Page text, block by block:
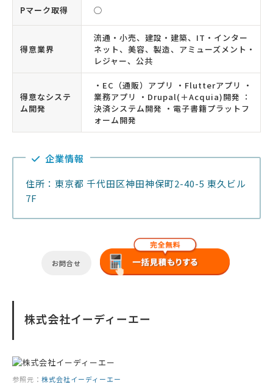
Pマーク取得 ◯
得意業界
流通・小売、建設・建築、IT・インター
ネット、美容、製造、アミューズメント・
レジャー、公共
得意なシステ
ム開発
・EC（通販）アプリ ・Flutterアプリ ・
業務アプリ ・Drupal(＋Acquia)開発 ：
決済システム開発 ・電子書籍プラットフ
ォーム開発
企業情報
住所：東京都 千代田区神田神保町2-40-5 東久ビル
7F
お問合せ
株式会社イーディーエー
参照元： 株式会社イーディーエー